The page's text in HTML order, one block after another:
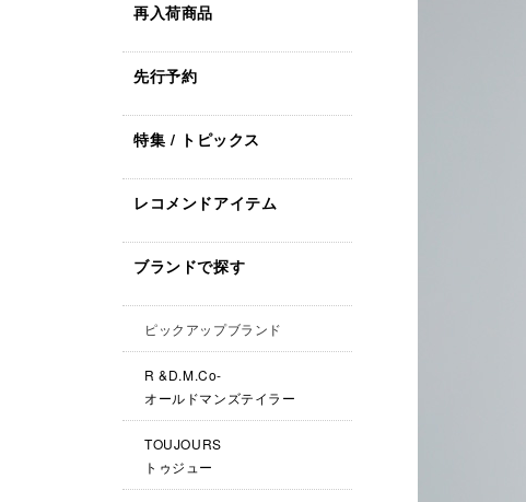
再入荷商品
先行予約
特集 / トピックス
レコメンドアイテム
ブランドで探す
ピックアップブランド
R &D.M.Co-
オールドマンズテイラー
TOUJOURS
トゥジュー